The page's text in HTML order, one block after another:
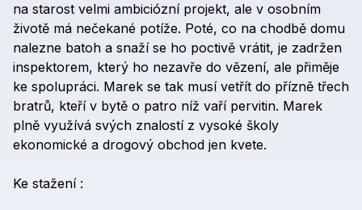
na starost velmi ambiciózní projekt, ale v osobním
životě má nečekané potíže. Poté, co na chodbě domu
nalezne batoh a snaží se ho poctivě vrátit, je zadržen
inspektorem, který ho nezavře do vězení, ale přiměje
ke spolupráci. Marek se tak musí vetřít do přízně třech
bratrů, kteří v bytě o patro níž vaří pervitin. Marek
plně využívá svých znalostí z vysoké školy
ekonomické a drogový obchod jen kvete.
Ke stažení :